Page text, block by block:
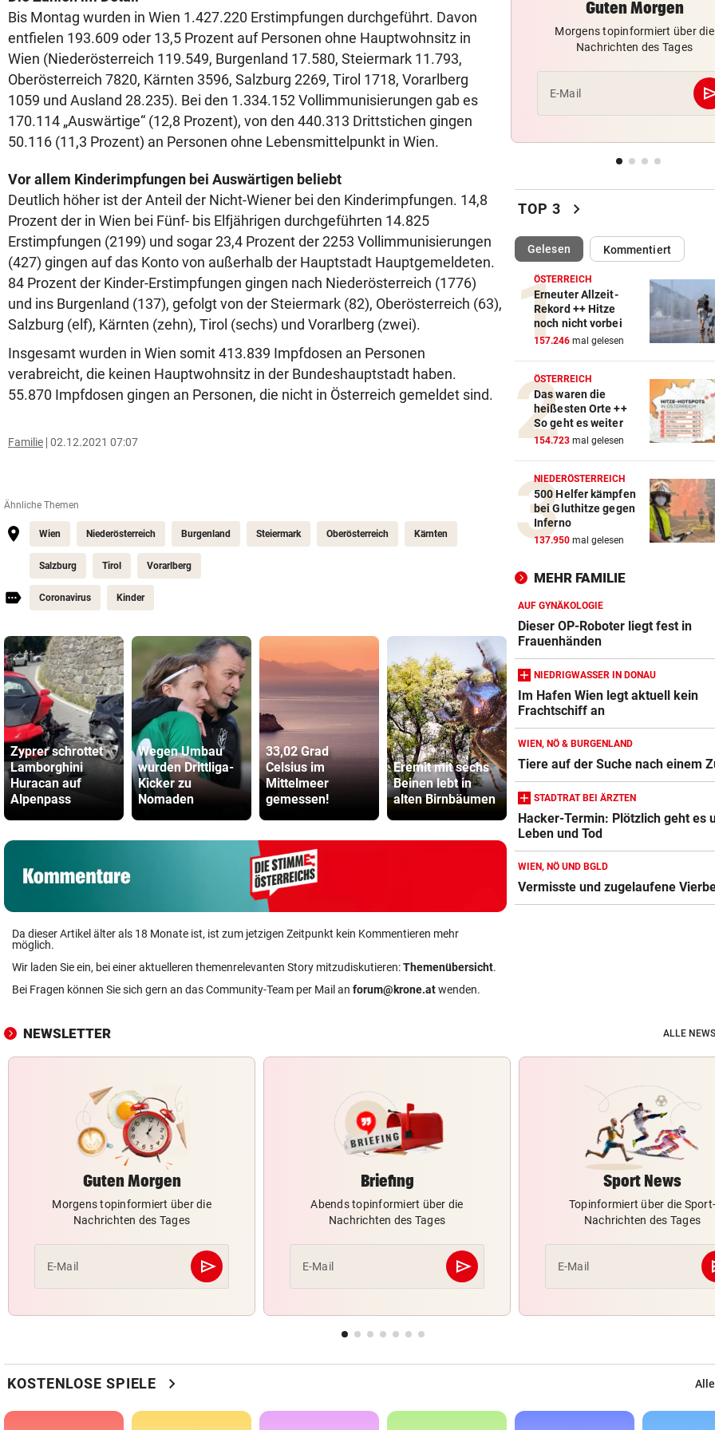
Bis Montag wurden in Wien 1.427.220 Erstimpfungen durchgeführt. Davon
entfielen 193.609 oder 13,5 Prozent auf Personen ohne Hauptwohnsitz in
Wien (Niederösterreich 119.549, Burgenland 17.580, Steiermark 11.793,
Oberösterreich 7820, Kärnten 3596, Salzburg 2269, Tirol 1718, Vorarlberg
1059 und Ausland 28.235). Bei den 1.334.152 Vollimmunisierungen gab es
170.114 „Auswärtige“ (12,8 Prozent), von den 440.313 Drittstichen gingen
50.116 (11,3 Prozent) an Personen ohne Lebensmittelpunkt in Wien.
Vor allem Kinderimpfungen bei Auswärtigen beliebt
Deutlich höher ist der Anteil der Nicht-Wiener bei den Kinderimpfungen. 14,8
Prozent der in Wien bei Fünf- bis Elfjährigen durchgeführten 14.825
Erstimpfungen (2199) und sogar 23,4 Prozent der 2253 Vollimmunisierungen
(427) gingen auf das Konto von außerhalb der Hauptstadt Hauptgemeldeten.
84 Prozent der Kinder-Erstimpfungen gingen nach Niederösterreich (1776)
und ins Burgenland (137), gefolgt von der Steiermark (82), Oberösterreich (63),
Salzburg (elf), Kärnten (zehn), Tirol (sechs) und Vorarlberg (zwei).
Insgesamt wurden in Wien somit 413.839 Impfdosen an Personen
verabreicht, die keinen Hauptwohnsitz in der Bundeshauptstadt haben.
55.870 Impfdosen gingen an Personen, die nicht in Österreich gemeldet sind.
Familie 02.12.2021 07:07
Ähnliche Themen
Wien Niederösterreich Burgenland Steiermark Oberösterreich Kärnten
Salzburg Tirol Vorarlberg
Coronavirus Kinder
Zyprer schrottet
Lamborghini
Huracan auf
Alpenpass
Wegen Umbau
wurden Drittliga-
Kicker zu
Nomaden
33,02 Grad
Celsius im
Mittelmeer
gemessen!
Eremit mit sechs
Beinen lebt in
alten Birnbäumen
Pioneers werden
immer mehr zu
den „Pioneerit“
Anwalt:
viel Hass
Da dieser Artikel älter als 18 Monate ist, ist zum jetzigen Zeitpunkt kein Kommentieren mehr
möglich.
Wir laden Sie ein, bei einer aktuelleren themenrelevanten Story mitzudiskutieren:Themenübersicht.
Bei Fragen können Sie sich gern an das Community-Team per Mail an forum@krone.atwenden.
MITTEN IN HITZEWELLE
Irre! Salzburg – Pafos wegen
Sintflut unterbrochen
vor
Reusser vor Ventoux-Etappe
weiter im Gelben Trikot
Madrid bis 2032
Vor Oman havarierter Tanker:
Ölkatastrophe droht
„VERSTEHE ICH NICHT“ vor 3
ÖFB-Kicker Wimmer packt
Morddrohungen aus
ABSCHIED AUS ENGLAND
Spanien-Star Rodri vor
zum FC Barcelona
2 JAHRE LANG GETESTET
Boxershort
DRAMATISCHE RETTUNG vor
„In der Wohnung war es
Guten Morgen
Morgens topinformiert über die
Nachrichten des Tages
E-Mail
TOP 3 chevron_right
Gelesen(ausgewählt)Kommentiert
ÖSTERREICH
Erneuter Allzeit-
Rekord ++ Hitze
noch nicht vorbei
157.246 mal gelesen
ÖSTERREICH
Das waren die
heißesten Orte ++
So geht es weiter
154.723 mal gelesen
NIEDERÖSTERREICH
500 Helfer kämpfen
bei Gluthitze gegen
Inferno
137.950 mal gelesen
MEHR FAMILIE
AUF GYNÄKOLOGIE
Dieser OP-Roboter liegt fest in
Frauenhänden
NIEDRIGWASSER IN DONAU
Im Hafen Wien legt aktuell kein
Frachtschiff an
WIEN, NÖ & BURGENLAND
Tiere auf der Suche nach einem
STADTRAT BEI ÄRZTEN
Hacker-Termin: Plötzlich geht es
Leben und Tod
WIEN, NÖ UND BGLD
Vermisste und zugelaufene
NEWSLETTER ALLE
Guten Morgen
Morgens topinformiert über die
Nachrichten des Tages
E-Mail send
Abschicken
Briefing
Abends topinformiert über die
Nachrichten des Tages
E-Mail send
Abschicken
Sport News
Topinformiert über die Sport-
Nachrichten des Tages
E-Mail
KOSTENLOSE SPIELE chevron_right